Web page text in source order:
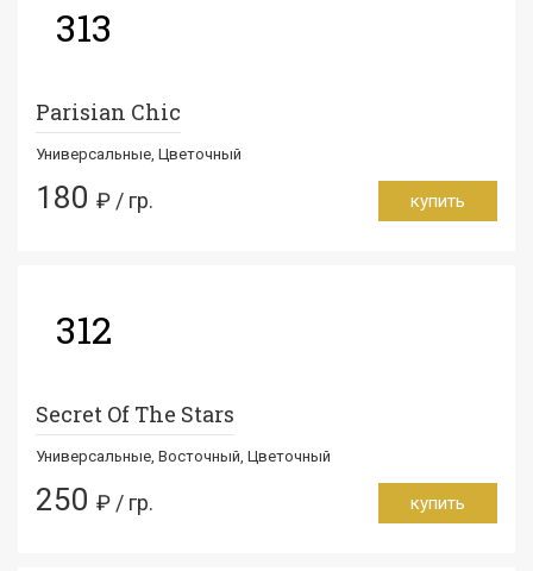
313
Parisian Chic
Универсальные, Цветочный
180 ₽ / гр. купить
312
Secret Of The Stars
Универсальные, Восточный, Цветочный
250 ₽ / гр. купить